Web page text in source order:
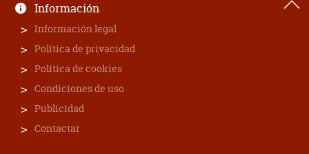
Información
Información legal
Política de privacidad
Política de cookies
Condiciones de uso
Publicidad
Contactar